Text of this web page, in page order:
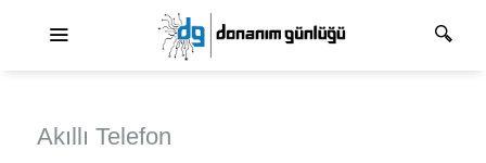
Akıllı Telefon